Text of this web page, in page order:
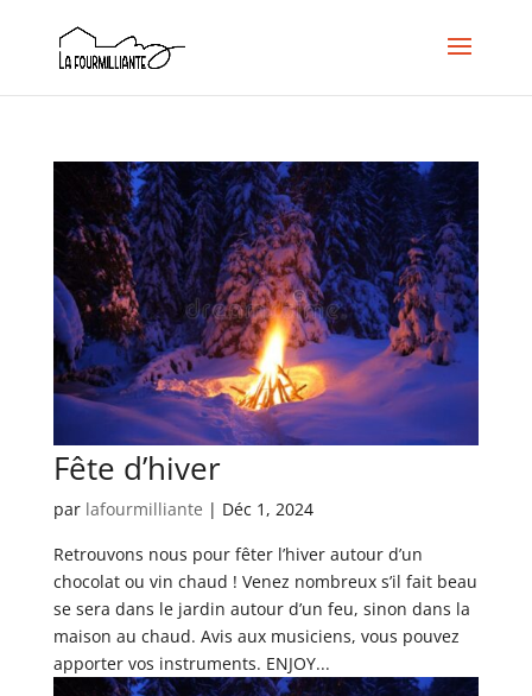
Fête d’hiver
par lafourmilliante | Déc 1, 2024
Retrouvons nous pour fêter l’hiver autour d’un
chocolat ou vin chaud ! Venez nombreux s’il fait beau
se sera dans le jardin autour d’un feu, sinon dans la
maison au chaud. Avis aux musiciens, vous pouvez
apporter vos instruments. ENJOY...